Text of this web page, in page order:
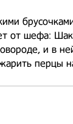
от шефа:
и в
перцы